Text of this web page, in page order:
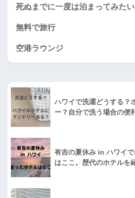
死ぬまでに一度は泊まってみた
無料で旅行
空港ラウンジ
ハワイで洗濯どうする？
ー？自分で洗う場合の便
有吉の夏休み in ハワイ
はここ。歴代のホテルを